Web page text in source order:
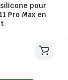
pour
Pro Max en